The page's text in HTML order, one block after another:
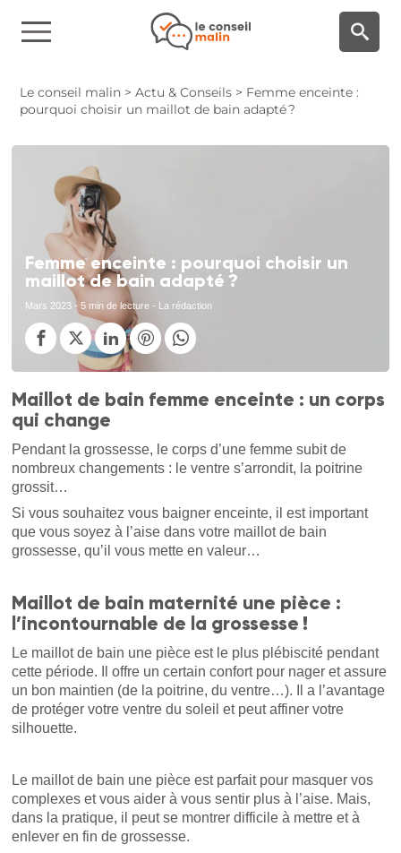
Le conseil malin >Actu & Conseils > Femme enceinte :
pourquoi choisir un maillot de bain adapté ?
Femme enceinte : pourquoi choisir un
maillot de bain adapté ?
Mars 2023 - 5 min de lecture - La rédaction
Maillot de bain femme enceinte : un corps
qui change
Pendant la grossesse, le corps d’une femme subit de
nombreux changements : le ventre s’arrondit, la poitrine
grossit…
Si vous souhaitez vous baigner enceinte, il est important
que vous soyez à l’aise dans votre maillot de bain
grossesse, qu’il vous mette en valeur…
Maillot de bain maternité une pièce :
l’incontournable de la grossesse !
Le maillot de bain une pièce est le plus plébiscité pendant
cette période. Il offre un certain confort pour nager et assure
un bon maintien (de la poitrine, du ventre…). Il a l’avantage
de protéger votre ventre du soleil et peut affiner votre
silhouette.
Le maillot de bain une pièce est parfait pour masquer vos
complexes et vous aider à vous sentir plus à l’aise. Mais,
dans la pratique, il peut se montrer difficile à mettre et à
enlever en fin de grossesse.